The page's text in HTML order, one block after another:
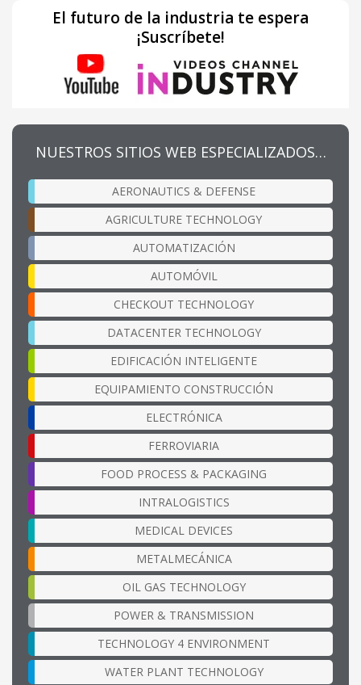
El futuro de la industria te espera
¡Suscríbete!
NUESTROS SITIOS WEB ESPECIALIZADOS…
AERONAUTICS & DEFENSE
AGRICULTURE TECHNOLOGY
AUTOMATIZACIÓN
AUTOMÓVIL
CHECKOUT TECHNOLOGY
DATACENTER TECHNOLOGY
EDIFICACIÓN INTELIGENTE
EQUIPAMIENTO CONSTRUCCIÓN
ELECTRÓNICA
FERROVIARIA
FOOD PROCESS & PACKAGING
INTRALOGISTICS
MEDICAL DEVICES
METALMECÁNICA
OIL GAS TECHNOLOGY
POWER & TRANSMISSION
TECHNOLOGY 4 ENVIRONMENT
WATER PLANT TECHNOLOGY